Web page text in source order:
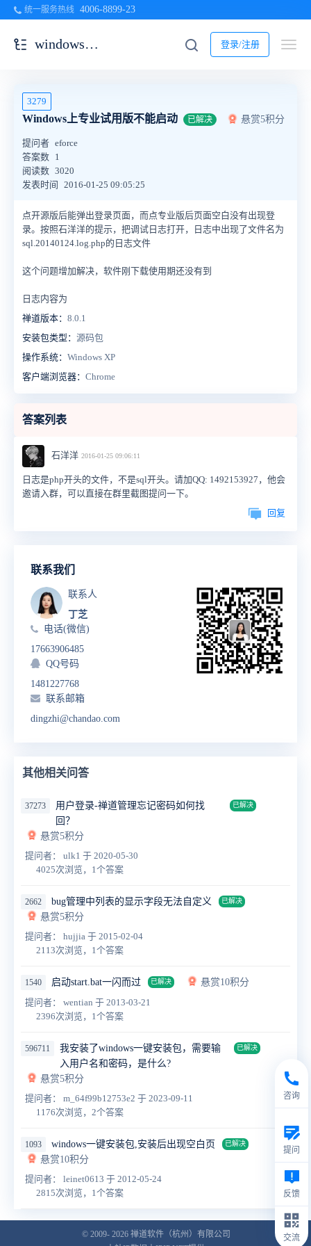
统一服务热线 4006-8899-23
登录/注册
windows一键安装包
3279
Windows上专业试用版不能启动 已解决 悬赏5积分
提问者 eforce
答案数 1
阅读数 3020
发表时间
2016-01-25 09:05:25
点开源版后能弹出登录页面，而点专业版后页面空白没有出现登
录。按照石洋洋的提示，把调试日志打开，日志中出现了文件名为
sql.20140124.log.php的日志文件
这个问题增加解决，软件刚下载使用期还没有到
日志内容为
禅道版本： 8.0.1
安装包类型： 源码包
操作系统： Windows XP
客户端浏览器： Chrome
答案列表
石洋洋 2016-01-25 09:06:11
日志是php开头的文件，不是sql开头。请加QQ: 1492153927，他会
邀请入群，可以直接在群里截图提问一下。
回复
联系我们
联系人
丁芝
电话(微信)
17663906485
QQ号码
1481227768
联系邮箱
dingzhi@chandao.com
其他相关问答
37273
用户登录-禅道管理忘记密码如何找
回？
已解决
悬赏5积分
提问者： ulk1 于 2020-05-30
4025次浏览，1个答案
2662 bug管理中列表的显示字段无法自定义 已解决
悬赏5积分
提问者： hujjia 于 2015-02-04
2113次浏览，1个答案
1540 启动start.bat一闪而过 已解决
悬赏10积分
提问者： wentian 于 2013-03-21
2396次浏览，1个答案
596711
我安装了windows一键安装包，需要输
入用户名和密码，是什么?
已解决
悬赏5积分
提问者： m_64f99b12753e2 于 2023-09-11
1176次浏览，2个答案
1093 windows一键安装包,安装后出现空白页 已解决
悬赏10积分
提问者： leinet0613 于 2012-05-24
2815次浏览，1个答案
© 2009- 2026 禅道软件（杭州）有限公司
咨询
提问
反馈
交流